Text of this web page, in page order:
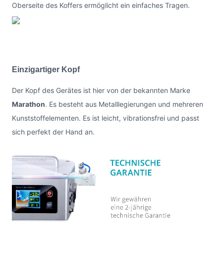
Oberseite des Koffers ermöglicht ein einfaches Tragen.
Einzigartiger Kopf
Der Kopf des Gerätes ist hier von der bekannten Marke
Marathon. Es besteht aus Metalllegierungen und mehreren
Kunststoffelementen. Es ist leicht, vibrationsfrei und passt
sich perfekt der Hand an.